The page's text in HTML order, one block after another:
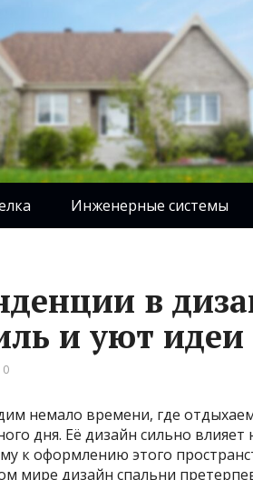
Инженерные системы
в
и уют идеи
0
немало времени, где
дня. Её дизайн сильно влияет
к оформлению этого
мире дизайн спальни